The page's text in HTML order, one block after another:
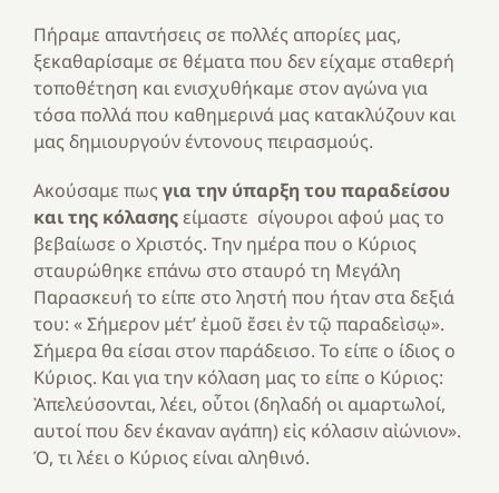
Πήραμε απαντήσεις σε πολλές απορίες μας,
ξεκαθαρίσαμε σε θέματα που δεν είχαμε σταθερή
τοποθέτηση και ενισχυθήκαμε στον αγώνα για
τόσα πολλά που καθημερινά μας κατακλύζουν και
μας δημιουργούν έντονους πειρασμούς.
Ακούσαμε πως για την ύπαρξη του παραδείσου
και της κόλασηςείμαστε σίγουροι αφού μας το
βεβαίωσε ο Χριστός. Την ημέρα που ο Κύριος
σταυρώθηκε επάνω στο σταυρό τη Μεγάλη
Παρασκευή το είπε στο ληστή που ήταν στα δεξιά
του: « Σήμερον μέτ’ ἐμοῦ ἔσει ἐν τῷ παραδεὶσῳ».
Σήμερα θα είσαι στον παράδεισο. Το είπε ο ίδιος ο
Κύριος. Και για την κόλαση μας το είπε ο Κύριος:
Ἀπελεύσονται, λέει, οὗτοι (δηλαδή οι αμαρτωλοί,
αυτοί που δεν έκαναν αγάπη) εἰς κόλασιν αἰώνιον».
Ό, τι λέει ο Κύριος είναι αληθινό.